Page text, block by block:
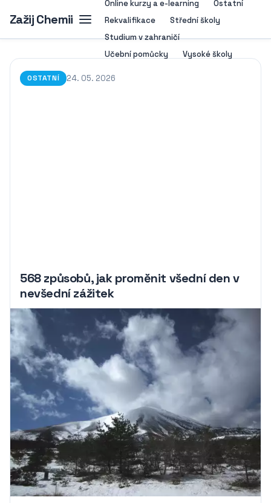
Zažij Chemii
Online kurzy a e-learning
Ostatní
Rekvalifikace
Střední školy
Studium v zahraničí
Učební pomůcky
Vysoké školy
OSTATNÍ 24. 05. 2026
568 způsobů, jak proměnit všední den v
nevšední zážitek